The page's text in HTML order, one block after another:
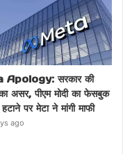
Apology: सरकार की
असर, पीएम मोदी का फेसबुक
हटाने पर मेटा ने मांगी माफी
ago